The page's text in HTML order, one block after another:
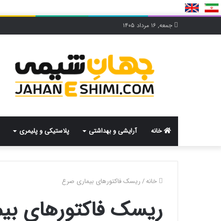
جمعه, ۱۶ مرداد ۱۴۰۵
خانه آرایشی و بهداشتی پلاستیکی و پلیمری
خانه/ریسک فاکتورهای بیماری صرع
ریسک فاکتورهای